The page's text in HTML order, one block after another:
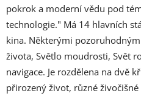
pokrok a moderní vědu pod
technologie." Má 14 hlavních
kina. Některými
života, Světlo moudrosti, Svět
navigace. Je rozdělena na dvě
přirozený život, různé